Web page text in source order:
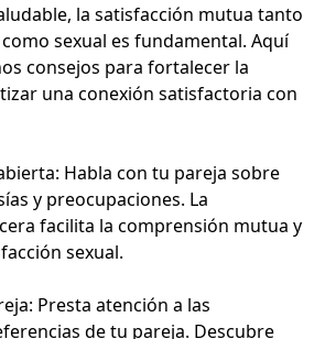
la satisfacción mutua tanto
sexual es fundamental. Aquí
consejos para fortalecer la
una conexión satisfactoria con
Habla con tu pareja sobre
y preocupaciones. La
facilita la comprensión mutua y
sexual.
Presta atención a las
de tu pareja. Descubre